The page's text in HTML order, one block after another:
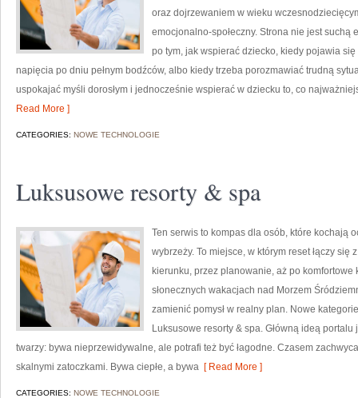
oraz dojrzewaniem w wieku
emocjonalno-społeczny. Strona nie jest
po tym, jak wspierać dziecko, kiedy pojawia
napięcia po dniu pełnym bodźców, albo kiedy trzeba porozmawiać trudną
uspokajać myśli dorosłym i jednocześnie wspierać w dziecku to, co
Read More ]
CATEGORIES: NOWE TECHNOLOGIE
Luksusowe resorty & spa
Ten serwis to kompas dla osób, które kochają
wybrzeży. To miejsce, w którym reset łączy
kierunku, przez planowanie, aż po komfortowe
słonecznych wakacjach nad Morzem
zamienić pomysł w realny plan. Nowe
Luksusowe resorty & spa. Główną ideą
twarzy: bywa nieprzewidywalne, ale potrafi też być łagodne. Czasem
skalnymi zatoczkami. Bywa ciepłe, a bywa [ Read More ]
CATEGORIES: NOWE TECHNOLOGIE